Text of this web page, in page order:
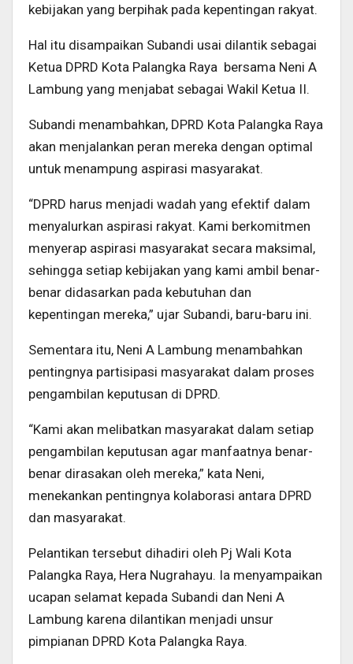
kebijakan yang berpihak pada kepentingan rakyat.
Hal itu disampaikan Subandi usai dilantik sebagai
Ketua DPRD Kota Palangka Raya bersama Neni A
Lambung yang menjabat sebagai Wakil Ketua II.
Subandi menambahkan, DPRD Kota Palangka Raya
akan menjalankan peran mereka dengan optimal
untuk menampung aspirasi masyarakat.
“DPRD harus menjadi wadah yang efektif dalam
menyalurkan aspirasi rakyat. Kami berkomitmen
menyerap aspirasi masyarakat secara maksimal,
sehingga setiap kebijakan yang kami ambil benar-
benar didasarkan pada kebutuhan dan
kepentingan mereka,” ujar Subandi, baru-baru ini.
Sementara itu, Neni A Lambung menambahkan
pentingnya partisipasi masyarakat dalam proses
pengambilan keputusan di DPRD.
“Kami akan melibatkan masyarakat dalam setiap
pengambilan keputusan agar manfaatnya benar-
benar dirasakan oleh mereka,” kata Neni,
menekankan pentingnya kolaborasi antara DPRD
dan masyarakat.
Pelantikan tersebut dihadiri oleh Pj Wali Kota
Palangka Raya, Hera Nugrahayu. Ia menyampaikan
ucapan selamat kepada Subandi dan Neni A
Lambung karena dilantikan menjadi unsur
pimpianan DPRD Kota Palangka Raya.